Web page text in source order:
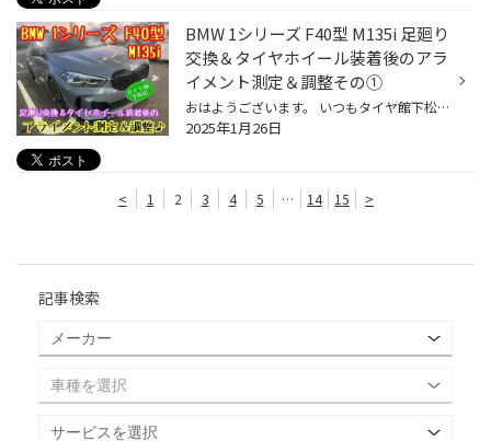
BMW 1シリーズ F40型 M135i 足廻り
交換＆タイヤホイール装着後のアラ
イメント測定＆調整その①
おはようございます。 いつもタイヤ館下松店のWEBをご覧頂き…ありがとうございます(^O^)タイヤ館下松店の越智です。 皆さまに…少しでも有益な情報や役立つ情報を発信出来るように日々更新していきたいと思います。 BMW 1シリーズ F40型 M135i 足廻り交換＆タイヤホイール装着後のアライメント測定＆...
2025年1月26日
< 1 2 3 4 5 … 14 15 >
記事検索